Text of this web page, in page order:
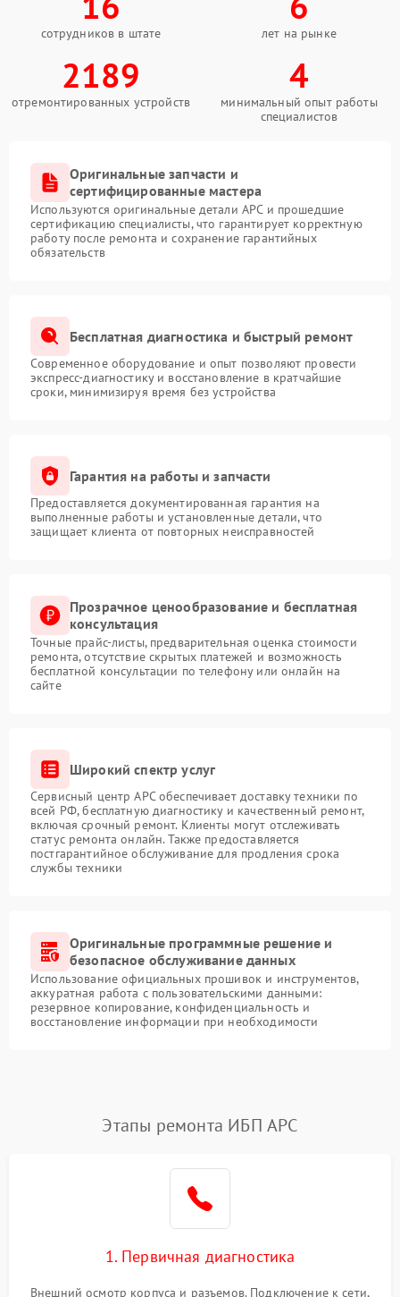
сотрудников в штате лет на рынке
2189
отремонтированных устройств
4
минимальный опыт работы
специалистов
Оригинальные запчасти и
сертифицированные мастера
Используются оригинальные детали APC и прошедшие
сертификацию специалисты, что гарантирует корректную
работу после ремонта и сохранение гарантийных
обязательств
Бесплатная диагностика и быстрый ремонт
Современное оборудование и опыт позволяют провести
экспресс-диагностику и восстановление в кратчайшие
сроки, минимизируя время без устройства
Гарантия на работы и запчасти
Предоставляется документированная гарантия на
выполненные работы и установленные детали, что
защищает клиента от повторных неисправностей
Прозрачное ценообразование и бесплатная
консультация
Точные прайс-листы, предварительная оценка стоимости
ремонта, отсутствие скрытых платежей и возможность
бесплатной консультации по телефону или онлайн на
сайте
Широкий спектр услуг
Сервисный центр APC обеспечивает доставку техники по
всей РФ, бесплатную диагностику и качественный ремонт,
включая срочный ремонт. Клиенты могут отслеживать
статус ремонта онлайн. Также предоставляется
постгарантийное обслуживание для продления срока
службы техники
Оригинальные программные решение и
безопасное обслуживание данных
Использование официальных прошивок и инструментов,
аккуратная работа с пользовательскими данными:
резервное копирование, конфиденциальность и
восстановление информации при необходимости
Этапы ремонта ИБП APC
1. Первичная диагностика
Внешний осмотр корпуса и разъемов. Подключение к сети,